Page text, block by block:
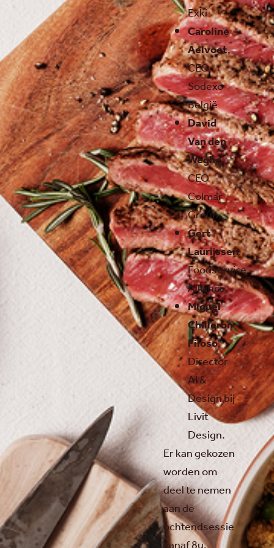
Exki
Caroline
Aelvoet,
CEO
Sodexo
België
David
Van den
Weghe,
CEO
Colmar
Group
Gert
Laurijssen,
Foodservice
Alliance
Miguel
Chilleron
Filoso,
Director
AI &
Design bij
Livit
Design.
Er kan gekozen
worden om
deel te nemen
aan de
ochtendsessie